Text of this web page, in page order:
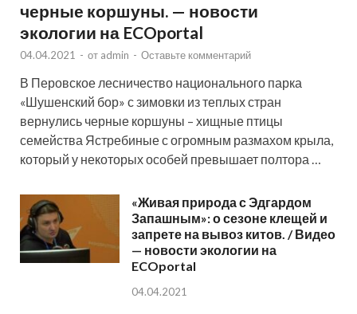
черные коршуны. — новости
экологии на ECOportal
04.04.2021 - от admin - Оставьте комментарий
В Перовское лесничество национального парка
«Шушенский бор» с зимовки из теплых стран
вернулись черные коршуны – хищные птицы
семейства Ястребиные с огромным размахом крыла,
который у некоторых особей превышает полтора …
«Живая природа с Эдгардом
Запашным»: о сезоне клещей и
запрете на вывоз китов. / Видео
— новости экологии на
ECOportal
04.04.2021